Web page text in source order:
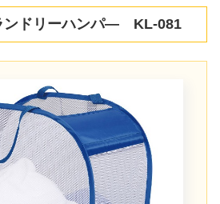
ドリーハンパ― KL-081